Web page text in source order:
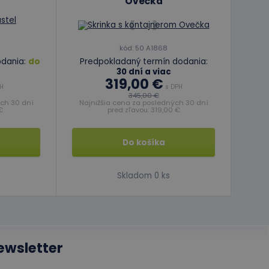
do
30 dní
kód: 50 A1868
Predpokladaný termín dodania:
30 dní a viac
319,00 € s DPH
345,00 €
Najnižšia cena za posledných 30 dní
pred zľavou: 319,00 €
Do košíka
Skladom 0 ks
a správa účtu.
na
návštevníkov.
fungoval
relácií
číslo,
web, ale
používateľa
žiadostí